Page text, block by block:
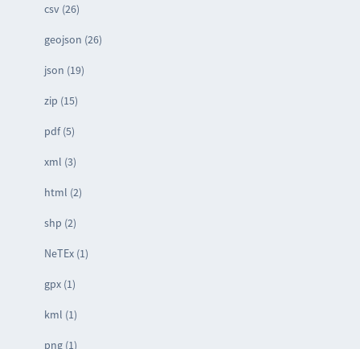
csv (26)
geojson (26)
json (19)
zip (15)
pdf (5)
xml (3)
html (2)
shp (2)
NeTEx (1)
gpx (1)
kml (1)
png (1)